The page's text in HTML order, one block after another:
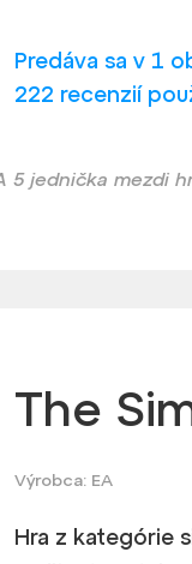
Predáva sa v 1
222 recenzií
5 jednička mezdi
The
Výrobca: EA
Hra z kategórie